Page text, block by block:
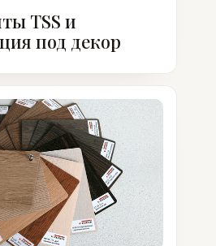
TSS и
под декор